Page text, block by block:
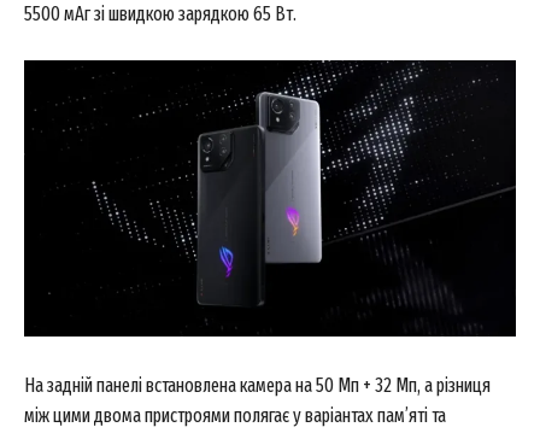
SUBSCRIBE NOW
Company
About
5500 мАг зі швидкою зарядкою 65 Вт.
На задній панелі встановлена камера на 50 Мп + 32 Мп, а різниця
між цими двома пристроями полягає у варіантах пам’яті та